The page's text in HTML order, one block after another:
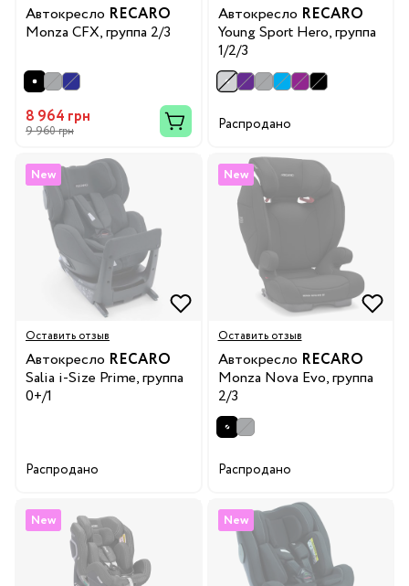
Автокресло RECARO
Monza CFX, группа 2/3
8 964 грн
9 960 грн
Автокресло RECARO
Young Sport Hero, группа
1/2/3
Распродано
New
Оставить отзыв
Автокресло RECARO
Salia i-Size Prime, группа
0+/1
Распродано
New
Оставить отзыв
Автокресло RECARO
Monza Nova Evo, группа
2/3
Распродано
New New